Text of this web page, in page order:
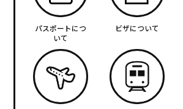
パスポートにつ
いて
ビザについて